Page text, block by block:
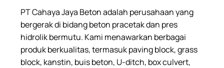
PT Cahaya Jaya Beton adalah perusahaan yang
bergerak di bidang beton pracetak dan pres
hidrolik bermutu. Kami menawarkan berbagai
produk berkualitas, termasuk paving block, grass
block, kanstin, buis beton, U-ditch, box culvert,